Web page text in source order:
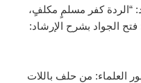
الإرشاد: “الردة كفر مسلمٍ مكلفٍ،
فتح الجواد بشرح الإرشاد:
العلماء: من حلف باللات